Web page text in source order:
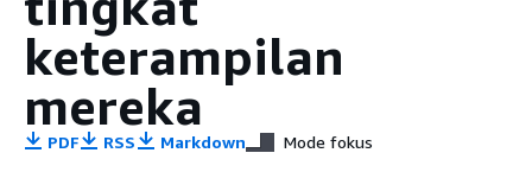
keterampilan
mereka
PDF RSS Markdown Mode fokus